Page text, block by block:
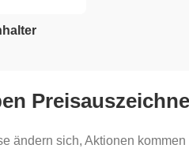
ändern sich, Aktionen